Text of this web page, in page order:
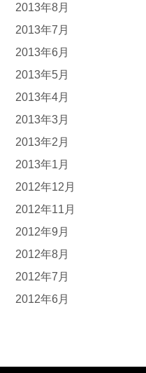
2013年8月
2013年7月
2013年6月
2013年5月
2013年4月
2013年3月
2013年2月
2013年1月
2012年12月
2012年11月
2012年9月
2012年8月
2012年7月
2012年6月